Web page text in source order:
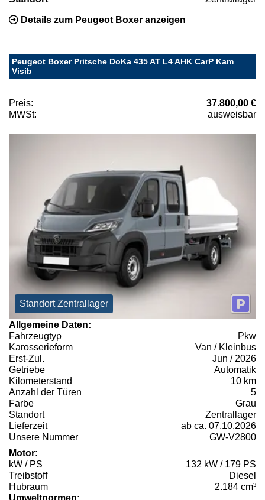
Details zum Peugeot Boxer anzeigen
Peugeot Boxer Pritsche DoKa 435 AT L4 AHK CarP Kam
Visib
Preis:
37.800,00 €
MWSt:
ausweisbar
Standort Zentrallager
Allgemeine Daten:
Fahrzeugtyp
Pkw
Karosserieform
Van / Kleinbus
Erst-Zul.
Jun / 2026
Getriebe
Automatik
Kilometerstand
10 km
Anzahl der Türen
5
Farbe
Grau
Standort
Zentrallager
Lieferzeit
ab ca. 07.10.2026
Unsere Nummer
GW-V2800
Motor:
kW / PS
132 kW / 179 PS
Treibstoff
Diesel
Hubraum
2.184 cm³